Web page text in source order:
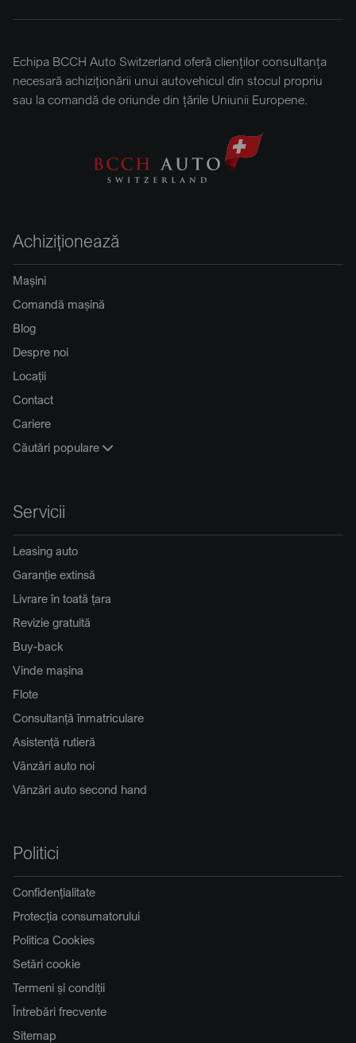
Echipa BCCH Auto Switzerland oferă clienților consultanța
necesară achiziționării unui autovehicul din stocul propriu
sau la comandă de oriunde din țările Uniunii Europene.
Achiziționează
Mașini
Comandă mașină
Blog
Despre noi
Locații
Contact
Cariere
Căutări populare
Servicii
Leasing auto
Garanție extinsă
Livrare în toată țara
Revizie gratuită
Buy-back
Vinde mașina
Flote
Consultanță înmatriculare
Asistență rutieră
Vânzări auto noi
Vânzări auto second hand
Politici
Confidențialitate
Protecția consumatorului
Politica Cookies
Setări cookie
Termeni și condiții
Întrebări frecvente
Sitemap